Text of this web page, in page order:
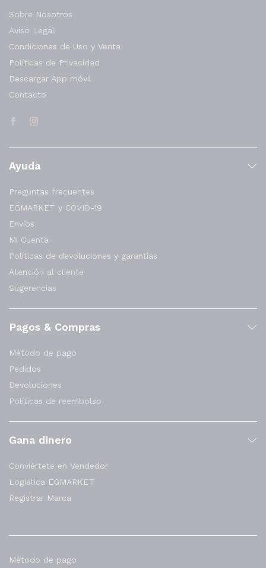
Sobre Nosotros
Aviso Legal
Condiciones de Uso y Venta
Políticas de Privacidad
Descargar App móvil
Contacto
Ayuda
Preguntas frecuentes
EGMARKET y COVID-19
Envíos
Mi Cuenta
Políticas de devoluciones y garantías
Atención al cliente
Sugerencias
Pagos & Compras
Método de pago
Pedidos
Devoluciones
Políticas de reembolso
Gana dinero
Conviértete en Vendedor
Logística EGMARKET
Registrar Marca
Método de pago